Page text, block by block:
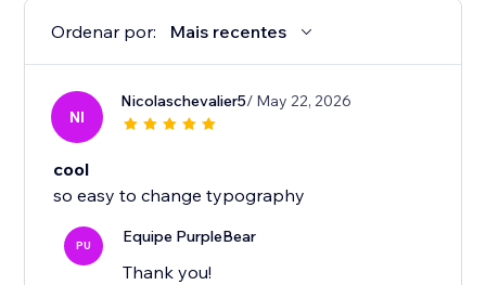
Ordenar por: Mais recentes
NI
Nicolaschevalier5/ May 22, 2026
cool
so easy to change typography
PU Equipe PurpleBear
Thank you!